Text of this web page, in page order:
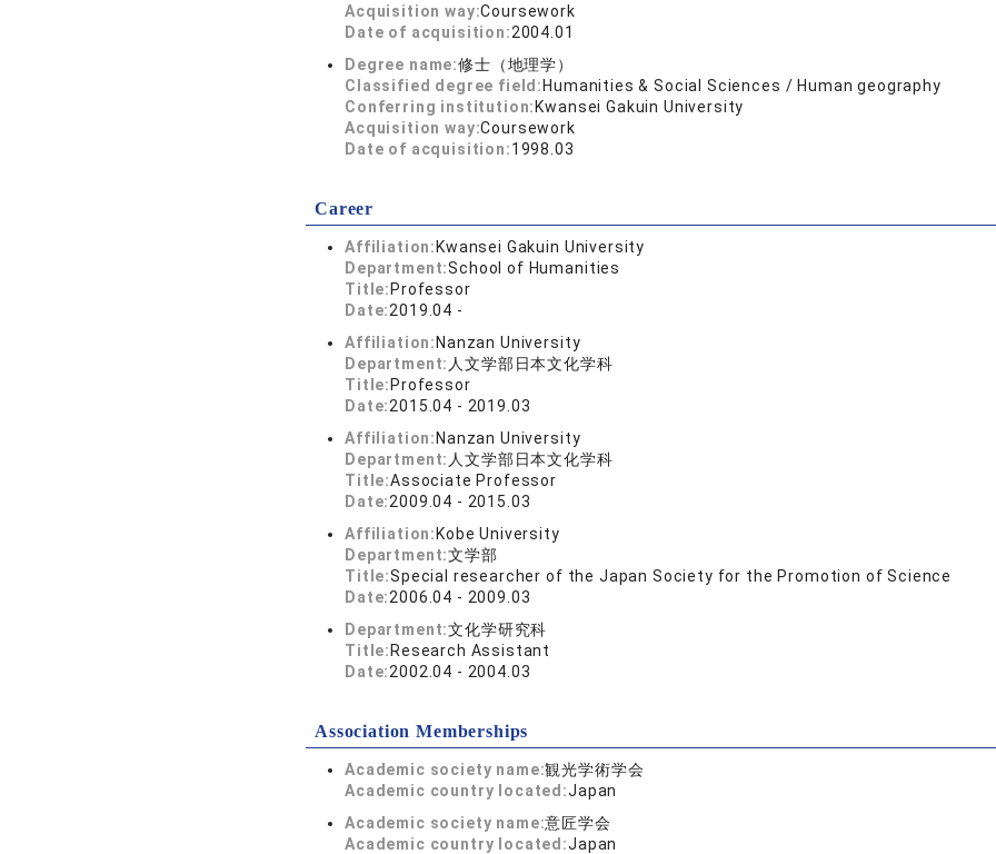
Acquisition way:Coursework
Date of acquisition:2004.01
Degree name:修士（地理学）
Classified degree field: Humanities & Social Sciences / Human geography
Conferring institution: Kwansei Gakuin University
Acquisition way:Coursework
Date of acquisition:1998.03
Career
Affiliation: Kwansei Gakuin University
Department:School of Humanities
Title: Professor
Date:2019.04 -
Affiliation: Nanzan University
Department: 人文学部日本文化学科
Title: Professor
Date:2015.04 - 2019.03
Affiliation: Nanzan University
Department: 人文学部日本文化学科
Title:Associate Professor
Date:2009.04 - 2015.03
Affiliation: Kobe University
Department:文学部
Title:Special researcher of the Japan Society for the Promotion of Science
Date:2006.04 - 2009.03
Department:文化学研究科
Title: Research Assistant
Date:2002.04 - 2004.03
Association Memberships
Academic society name:観光学術学会
Academic country located:Japan
Academic society name:意匠学会
Academic country located:Japan